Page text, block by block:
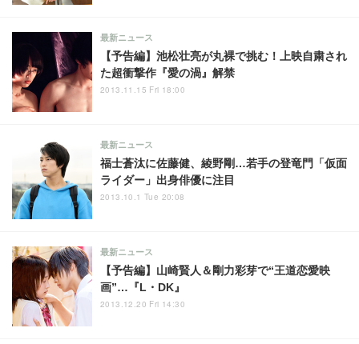
【予告編】池松壮亮が丸裸で挑む！上映自粛され
た超衝撃作『愛の渦』解禁
最新ニュース
2013.11.15 Fri 18:00
福士蒼汰に佐藤健、綾野剛…若手の登竜門「仮面
ライダー」出身俳優に注目
最新ニュース
2013.10.1 Tue 20:08
【予告編】山崎賢人＆剛力彩芽で“王道恋愛映
画”…『L・DK』
最新ニュース
2013.12.20 Fri 14:30